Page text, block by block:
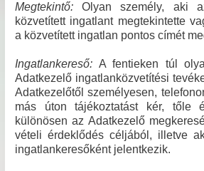
Megtekintő: Olyan személy, aki
közvetített ingatlant megtekintette
a közvetített ingatlan pontos címét
Ingatlankereső: A fentieken túl
Adatkezelő ingatlanközvetítési
Adatkezelőtől személyesen,
más úton tájékoztatást kér, tőle
különösen az Adatkezelő
vételi érdeklődés céljából, illetve
ingatlankeresőként jelentkezik.